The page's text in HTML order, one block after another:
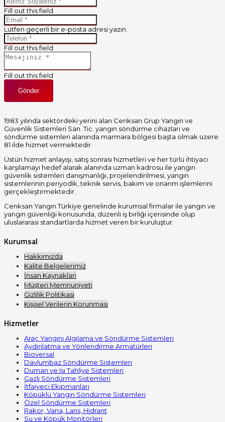
Fill out this field
Lütfen geçerli bir e-posta adresi yazın.
Fill out this field
Fill out this field
Gönder
1983 yılında sektördeki yerini alan Cenksan Grup Yangın ve
Güvenlik Sistemleri San. Tic. yangın söndürme cihazları ve
söndürme sistemleri alanında marmara bölgesi başta olmak üzere
81 ilde hizmet vermektedir.
Üstün hizmet anlayışı, satış sonrası hizmetleri ve her türlü ihtiyacı
karşılamayı hedef alarak alanında uzman kadrosu ile yangın
güvenlik sistemleri danışmanlığı, projelendirilmesi, yangın
sistemlerinin periyodik, teknik servis, bakım ve onarım işlemlerini
gerçekleştirmektedir.
Cenksan Yangın Türkiye genelinde kurumsal firmalar ile yangın ve
yangın güvenliği konusunda, düzenli iş birliği içerisinde olup
uluslararası standartlarda hizmet veren bir kuruluştur.
Kurumsal
Hakkımızda
Kalite Belgelerimiz
İnsan Kaynakları
Müşteri Memnuniyeti
Gizlilik Politikası
Kişisel Verilerin Korunması
Hizmetler
Araç Yangını Algılama ve Söndürme Sistemleri
Aydınlatma ve Yönlendirme Armatürleri
Bioversal
Davlumbaz Söndürme Sistemleri
Duman ve Isı Tahliye Sistemleri
Gazlı Söndürme Sistemleri
İtfaiyeci Ekipmanları
Köpüklü Yangın Söndürme Sistemleri
Özel Söndürme Sistemleri
Rakor, Vana, Lans, Hidrant
Su ve Köpük Monitörleri